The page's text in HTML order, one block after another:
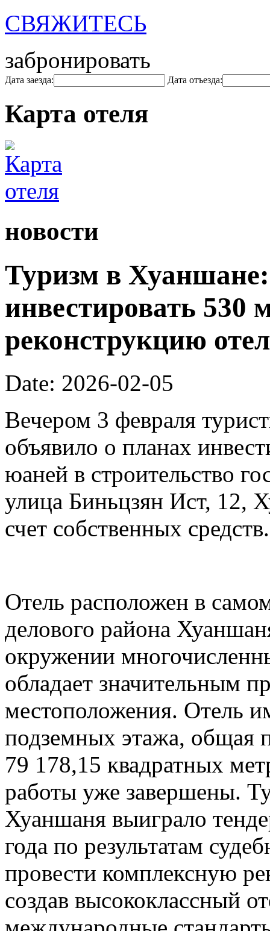
СВЯЖИТЕСЬ
забронировать
Дата заезда: Дата отъезда:
Карта отеля
новости
Туризм в
инвестировать 530
реконструкцию
Date: 2026-02-05
Вечером 3 февраля
объявило о планах
юаней в строительство
улица Биньцзян Ист, 12,
счет собственных средств.
Отель расположен в
делового района
окружении
обладает значительным
местоположения. Отель
подземных этажа, общая
79 178,15 квадратных
работы уже завершены.
Хуаншаня выиграло
года по результатам
провести комплексную
создав высококлассный